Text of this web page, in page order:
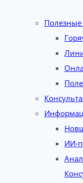
Полезные
ИИ-